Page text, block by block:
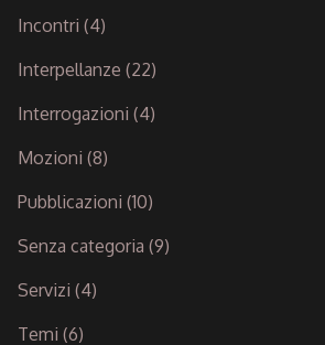
Incontri (4)
Interpellanze (22)
Interrogazioni (4)
Mozioni (8)
Pubblicazioni (10)
Senza categoria (9)
Servizi (4)
Temi (6)